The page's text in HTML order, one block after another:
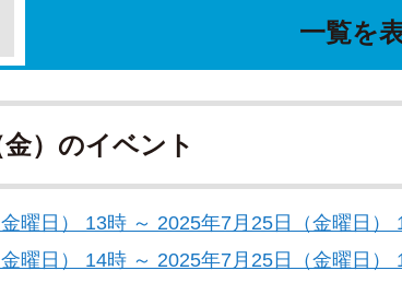
一覧を
）のイベント
曜日） 13時 ～ 2025年7月25日（金曜日）
曜日） 14時 ～ 2025年7月25日（金曜日）